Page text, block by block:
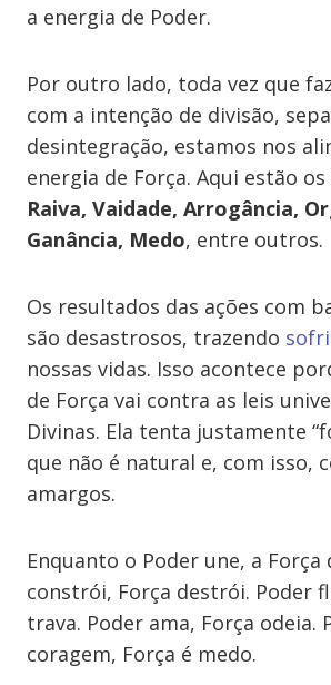
a energia de Poder.
Por outro lado, toda vez que
com a intenção de divisão,
desintegração, estamos nos
energia de Força. Aqui estão
Raiva, Vaidade, Arrogância,
Ganância, Medo, entre outros.
Os resultados das ações com
são desastrosos, trazendo
nossas vidas. Isso acontece
de Força vai contra as leis
Divinas. Ela tenta justamente
que não é natural e, com isso,
amargos.
Enquanto o Poder une, a Força
constrói, Força destrói. Poder
trava. Poder ama, Força odeia.
coragem, Força é medo.